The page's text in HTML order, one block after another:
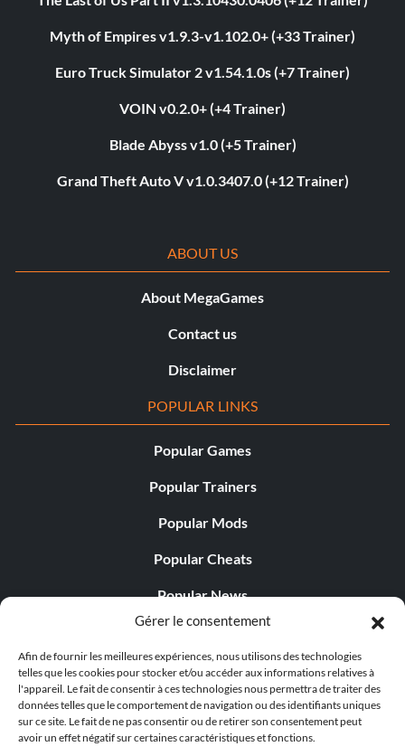
Gérer le consentement
Afin de fournir les meilleures expériences, nous utilisons des technologies
telles que les cookies pour stocker et/ou accéder aux informations relatives à
l'appareil. Le fait de consentir à ces technologies nous permettra de traiter des
données telles que le comportement de navigation ou des identifiants uniques
sur ce site. Le fait de ne pas consentir ou de retirer son consentement peut
avoir un effet négatif sur certaines caractéristiques et fonctions.
Myth of Empires v1.9.3-v1.102.0+ (+33 Trainer)
Euro Truck Simulator 2 v1.54.1.0s (+7 Trainer)
VOIN v0.2.0+ (+4 Trainer)
Blade Abyss v1.0 (+5 Trainer)
Grand Theft Auto V v1.0.3407.0 (+12 Trainer)
ABOUT US
About MegaGames
Contact us
Disclaimer
POPULAR LINKS
Popular Games
Popular Trainers
Popular Mods
Popular Cheats
Popular News
Popular Editorials
Popular Free Games
LATEST UPDATES